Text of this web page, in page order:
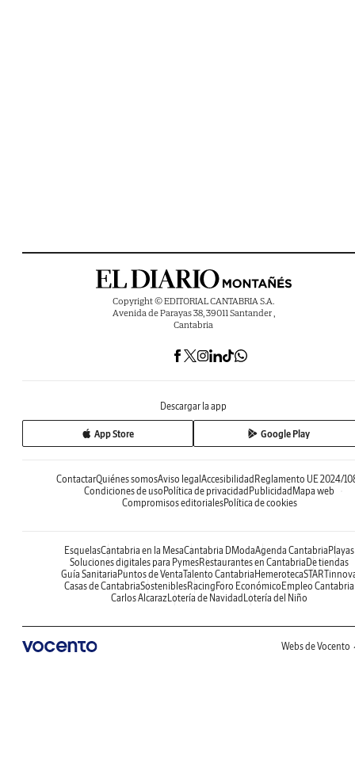
Copyright © EDITORIAL CANTABRIA S.A.
Avenida de Parayas 38, 39011 Santander ,
Cantabria
Descargar la app
App Store Google Play
ContactarQuiénes somosAviso legal Accesibilidad Reglamento UE 2024/
Condiciones de uso Política de privacidad Publicidad Mapa web
Compromisos editorialesPolítica de cookies
EsquelasCantabria en la MesaCantabria DModaAgenda Cantabria Playas
Soluciones digitales para PymesRestaurantes en Cantabria De tiendas
Guía Sanitaria Puntos de VentaTalento Cantabria Hemeroteca
Casas de CantabriaSosteniblesRacing Foro Económico Empleo Cantabria
Carlos AlcarazLotería de Navidad Lotería del Niño
Webs de Vocento